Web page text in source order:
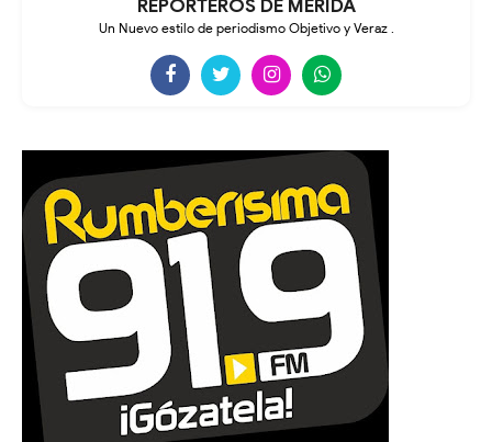
REPORTEROS DE MÉRIDA
Un Nuevo estilo de periodismo Objetivo y Veraz .